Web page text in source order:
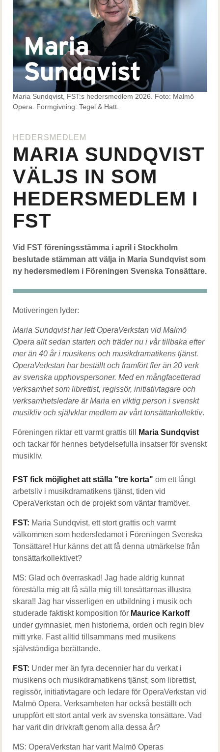
Maria Sundqvist, FST:s hedersmedlem 2026. Foto: Malmö
Opera. Formgivning: Tegel & Hatt.
HEDERSMEDLEM
MARIA SUNDQVIST
VÄLJS IN SOM
HEDERSMEDLEM I
FST
Lead
Vid FST föreningsstämma i april i Stockholm
beslutade stämman att välja in Maria Sundqvist som
ny hedersmedlem i Föreningen Svenska Tonsättare.
body
Motiveringen lyder:
Maria Sundqvist har lett OperaVerkstan vid Malmö
Opera allt sedan starten och träder nu i vår tillbaka efter
mer än 40 år i musikens och musikdramatikens tjänst.
OperaVerkstan har beställt och framfört fler än 20 verk
av svenska upphovspersoner. Med en mångfacetterad
verksamhet som librettist, regissör, initiativtagare och
verksamhetsledare är Maria en viktig person i svenskt
musikliv och självklar medlem av vårt tonsättarkollektiv.
Föreningen riktar ett varmt grattis till
Maria Sundqvist
och tackar för hennes betydelsefulla insatser för svenskt
musikliv.
FST fick möjlighet att ställa "tre korta" om ett långt
arbetsliv i musikdramatikens tjänst, tiden vid
OperaVerkstan och de projekt som väntar framöver.
FST: Maria Sundqvist, ett stort grattis och varmt
välkommen som hedersledamot i Föreningen Svenska
Tonsättare! Hur känns det att få denna utmärkelse från
tonsättarkollektivet?
MS: Glad och överraskad! Jag hade aldrig kunnat
föreställa mig att få sälla mig till tonsättarnas illustra
skara!! Jag har visserligen en utbildning i musik och
studerade faktiskt komposition för Maurice Karkoff
under gymnasiet, men historierna, orden och regin blev
mitt yrke. Fast alltid tillsammans med musikens
självständiga berättande.
FST: Under mer än fyra decennier har du verkat i
musikens och musikdramatikens tjänst; som librettist,
regissör, initiativtagare och ledare för OperaVerkstan vid
Malmö Opera. Verksamheten har också beställt och
uruppfört ett stort antal verk av svenska tonsättare. Vad
har varit din drivkraft genom alla dessa år?
MS: OperaVerkstan har varit Malmö Operas